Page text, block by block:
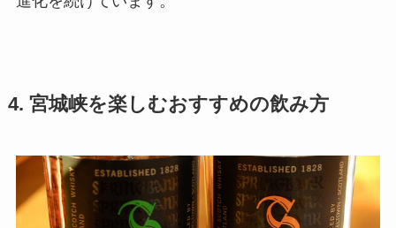
4. 宮城峡を楽しむおすすめの飲み方